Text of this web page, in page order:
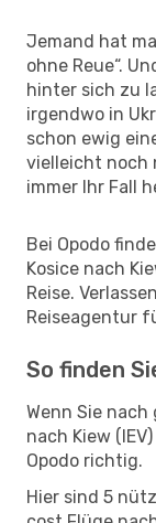
Jemand hat
ohne Reue“.
hinter sich zu
irgendwo in
schon ewig
vielleicht noch
immer Ihr Fall
Bei Opodo
Kosice nach
Reise.
Reiseagentur
So finden
Wenn Sie nach
nach Kiew
Opodo richtig.
Hier sind 5